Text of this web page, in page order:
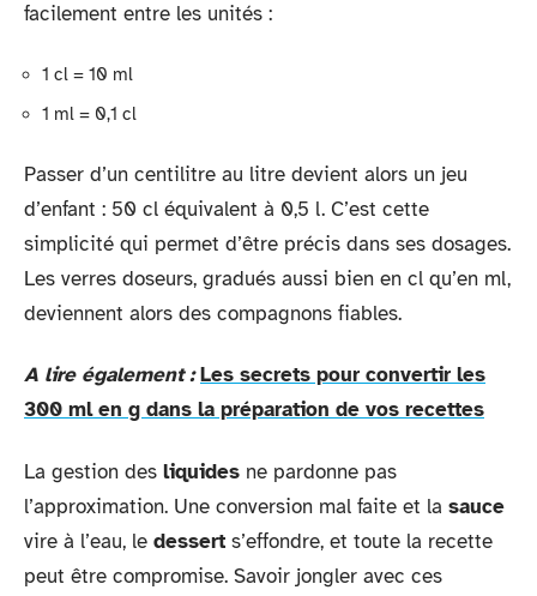
facilement entre les unités :
1 cl = 10 ml
1 ml = 0,1 cl
Passer d’un centilitre au litre devient alors un jeu
d’enfant : 50 cl équivalent à 0,5 l. C’est cette
simplicité qui permet d’être précis dans ses dosages.
Les verres doseurs, gradués aussi bien en cl qu’en ml,
deviennent alors des compagnons fiables.
A lire également : Les secrets pour convertir les
300 ml en g dans la préparation de vos recettes
La gestion des liquides ne pardonne pas
l’approximation. Une conversion mal faite et la sauce
vire à l’eau, le dessert s’effondre, et toute la recette
peut être compromise. Savoir jongler avec ces